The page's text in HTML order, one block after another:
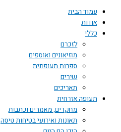
עמוד הבית
אודות
כללי
לזכרם
מוזיאונים ואוספים
ספרות תעופתית
שירים
תאריכים
תעופה אזרחית
מחקרים, מאמרים וכתבות
תאונות ואירועי בטיחות טיסה